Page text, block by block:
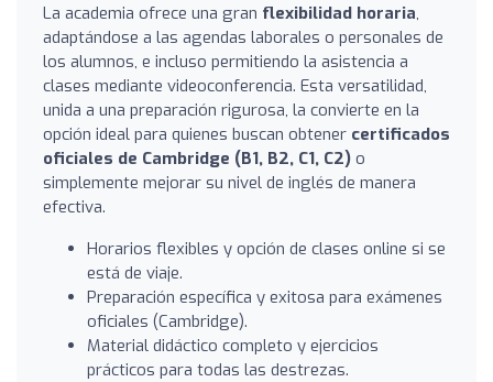
La academia ofrece una gran flexibilidad horaria,
adaptándose a las agendas laborales o personales de
los alumnos, e incluso permitiendo la asistencia a
clases mediante videoconferencia. Esta versatilidad,
unida a una preparación rigurosa, la convierte en la
opción ideal para quienes buscan obtener certificados
oficiales de Cambridge (B1, B2, C1, C2) o
simplemente mejorar su nivel de inglés de manera
efectiva.
Horarios flexibles y opción de clases online si se
está de viaje.
Preparación específica y exitosa para exámenes
oficiales (Cambridge).
Material didáctico completo y ejercicios
prácticos para todas las destrezas.